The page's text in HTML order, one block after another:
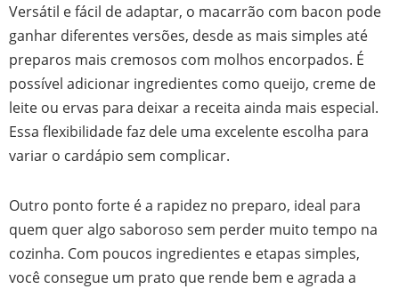
Versátil e fácil de adaptar, o macarrão com bacon pode
ganhar diferentes versões, desde as mais simples até
preparos mais cremosos com molhos encorpados. É
possível adicionar ingredientes como queijo, creme de
leite ou ervas para deixar a receita ainda mais especial.
Essa flexibilidade faz dele uma excelente escolha para
variar o cardápio sem complicar.
Outro ponto forte é a rapidez no preparo, ideal para
quem quer algo saboroso sem perder muito tempo na
cozinha. Com poucos ingredientes e etapas simples,
você consegue um prato que rende bem e agrada a